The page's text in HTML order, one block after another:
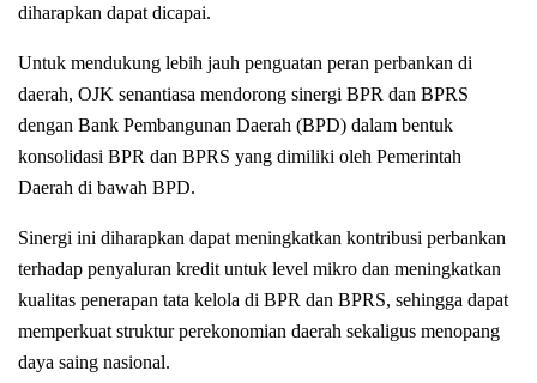
diharapkan dapat dicapai.
Untuk mendukung lebih jauh penguatan peran perbankan di
daerah, OJK senantiasa mendorong sinergi BPR dan BPRS
dengan Bank Pembangunan Daerah (BPD) dalam bentuk
konsolidasi BPR dan BPRS yang dimiliki oleh Pemerintah
Daerah di bawah BPD.
Sinergi ini diharapkan dapat meningkatkan kontribusi perbankan
terhadap penyaluran kredit untuk level mikro dan meningkatkan
kualitas penerapan tata kelola di BPR dan BPRS, sehingga dapat
memperkuat struktur perekonomian daerah sekaligus menopang
daya saing nasional.